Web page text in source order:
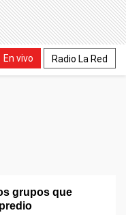
En vivo Radio La Red
grupos que